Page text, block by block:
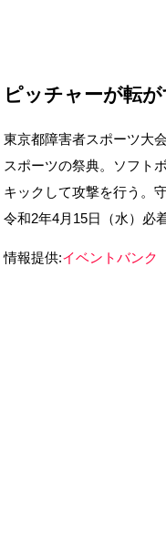
ピッチャーが転
東京都障害者スポーツ大
スポーツの祭典。ソフト
キックして攻撃を行う。
令和2年4月15日（水）必着
情報提供:イベントバンク